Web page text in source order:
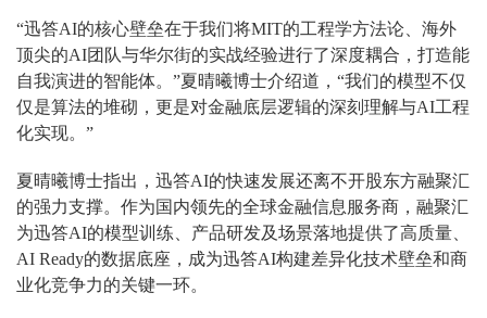
“迅答AI的核心壁垒在于我们将MIT的工程学方法论、海外
顶尖的AI团队与华尔街的实战经验进行了深度耦合，打造能
自我演进的智能体。”夏晴曦博士介绍道，“我们的模型不仅
仅是算法的堆砌，更是对金融底层逻辑的深刻理解与AI工程
化实现。”
夏晴曦博士指出，迅答AI的快速发展还离不开股东方融聚汇
的强力支撑。作为国内领先的全球金融信息服务商，融聚汇
为迅答AI的模型训练、产品研发及场景落地提供了高质量、
AI Ready的数据底座，成为迅答AI构建差异化技术壁垒和商
业化竞争力的关键一环。